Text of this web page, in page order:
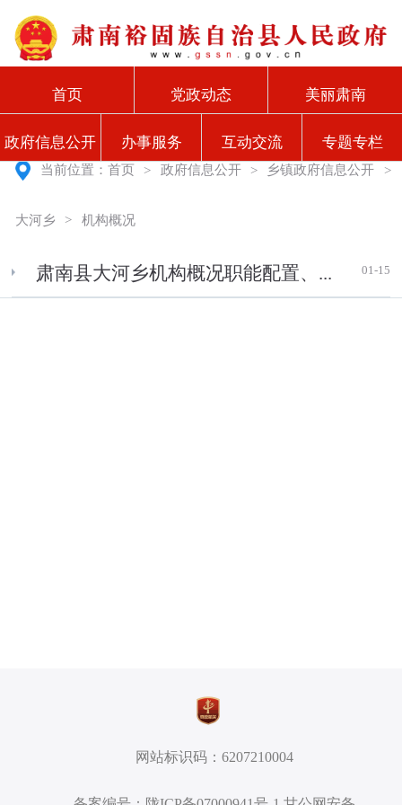
首页 党政动态 美丽肃南
政府信息公开 办事服务 互动交流 专题专栏
当前位置：首页 > 政府信息公开 > 乡镇政府信息公开 >
大河乡 > 机构概况
肃南县大河乡机构概况职能配置、... 01-15
网站标识码：6207210004